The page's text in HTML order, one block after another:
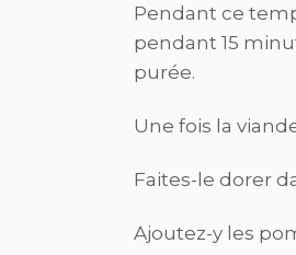
Pendant ce
pendant 15
purée.
Une fois la
Faites-le dorer
Ajoutez-y les